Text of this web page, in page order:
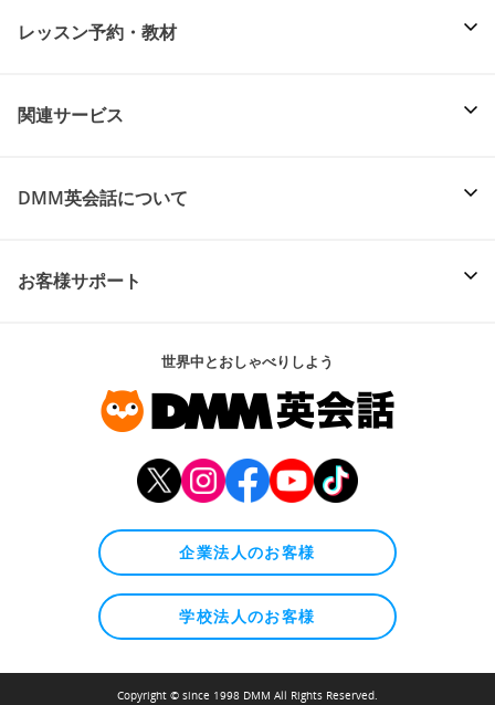
レッスン予約・教材
関連サービス
DMM英会話について
お客様サポート
世界中とおしゃべりしよう
企業法人のお客様
学校法人のお客様
Copyright © since 1998 DMM All Rights Reserved.